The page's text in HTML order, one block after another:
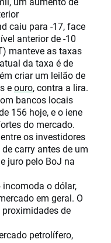
caiu para -17, face
anterior de -10
manteve as taxas
da taxa é de
criar um leilão de
eouro, contra a lira.
bancos locais
156 hoje, e o iene
do mercado.
os investidores
carry antes de um
juro pelo BoJ na
o dólar,
em geral. O
de
petrolífero,